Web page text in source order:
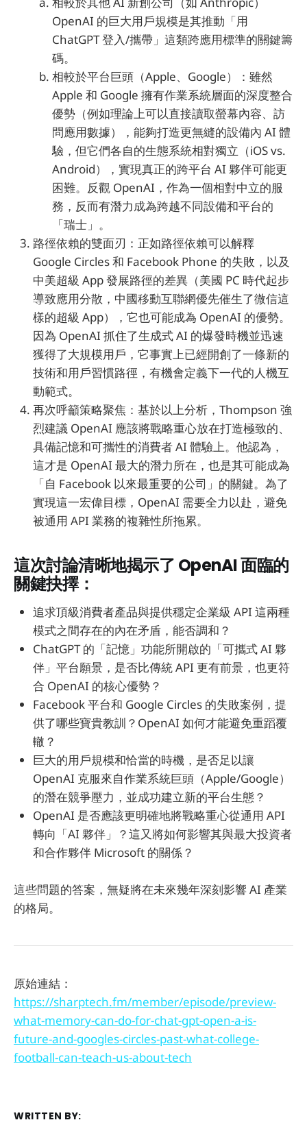
OpenAI 的巨大用戶規模是其推動「用
ChatGPT 登入/攜帶」這類跨應用標準的關鍵籌
碼。
相較於平台巨頭（Apple、Google）：雖然
Apple 和 Google 擁有作業系統層面的深度整合
優勢（例如理論上可以直接讀取螢幕內容、訪
問應用數據），能夠打造更無縫的設備內 AI 體
驗，但它們各自的生態系統相對獨立（iOS vs.
Android），實現真正的跨平台 AI 夥伴可能更
困難。反觀 OpenAI，作為一個相對中立的服
務，反而有潛力成為跨越不同設備和平台的
「瑞士」。
路徑依賴的雙面刃：正如路徑依賴可以解釋
Google Circles 和 Facebook Phone 的失敗，以及
中美超級 App 發展路徑的差異（美國 PC 時代起步
導致應用分散，中國移動互聯網優先催生了微信這
樣的超級 App），它也可能成為 OpenAI 的優勢。
因為 OpenAI 抓住了生成式 AI 的爆發時機並迅速
獲得了大規模用戶，它事實上已經開創了一條新的
技術和用戶習慣路徑，有機會定義下一代的人機互
動範式。
再次呼籲策略聚焦：基於以上分析，Thompson 強
烈建議 OpenAI 應該將戰略重心放在打造極致的、
具備記憶和可攜性的消費者 AI 體驗上。他認為，
這才是 OpenAI 最大的潛力所在，也是其可能成為
「自 Facebook 以來最重要的公司」的關鍵。為了
實現這一宏偉目標，OpenAI 需要全力以赴，避免
被通用 API 業務的複雜性所拖累。
這次討論清晰地揭示了 OpenAI 面臨的
關鍵抉擇：
追求頂級消費者產品與提供穩定企業級 API 這兩種
模式之間存在的內在矛盾，能否調和？
ChatGPT 的「記憶」功能所開啟的「可攜式 AI 夥
伴」平台願景，是否比傳統 API 更有前景，也更符
合 OpenAI 的核心優勢？
Facebook 平台和 Google Circles 的失敗案例，提
供了哪些寶貴教訓？OpenAI 如何才能避免重蹈覆
轍？
巨大的用戶規模和恰當的時機，是否足以讓
OpenAI 克服來自作業系統巨頭（Apple/Google）
的潛在競爭壓力，並成功建立新的平台生態？
OpenAI 是否應該更明確地將戰略重心從通用 API
轉向「AI 夥伴」？這又將如何影響其與最大投資者
和合作夥伴 Microsoft 的關係？
這些問題的答案，無疑將在未來幾年深刻影響 AI 產業
的格局。
原始連結：
https://sharptech.fm/member/episode/preview-
what-memory-can-do-for-chat-gpt-open-a-is-
future-and-googles-circles-past-what-college-
football-can-teach-us-about-tech
WRITTEN BY: